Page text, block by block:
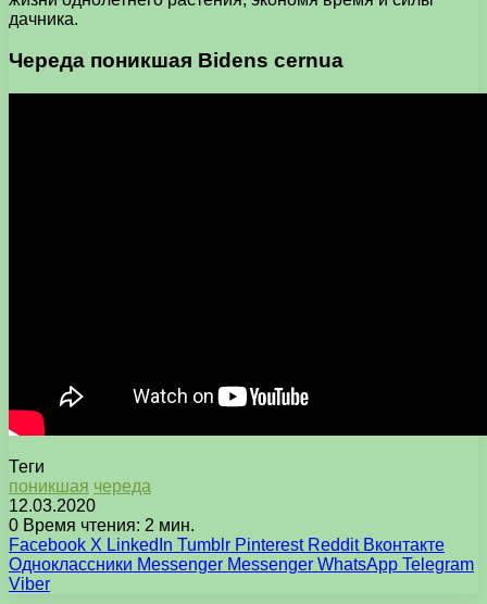
дачника.
Череда поникшая Bidens cernua
Теги
поникшая череда
12.03.2020
0 Время чтения: 2 мин.
Facebook X LinkedIn Tumblr Pinterest Reddit Вконтакте
Одноклассники Messenger Messenger WhatsApp Telegram
Viber